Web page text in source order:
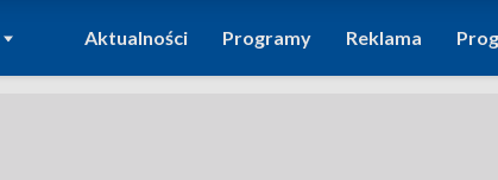
DO
Aktualności Programy Reklama